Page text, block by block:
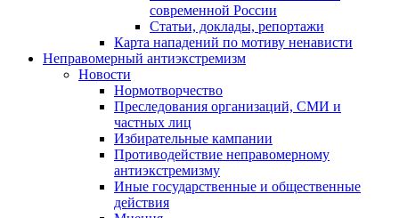
современной России
Статьи, доклады, репортажи
Карта нападений по мотиву ненависти
Неправомерный антиэкстремизм
Новости
Нормотворчество
Преследования организаций, СМИ и
частных лиц
Избирательные кампании
Противодействие неправомерному
антиэкстремизму
Иные государственные и общественные
действия